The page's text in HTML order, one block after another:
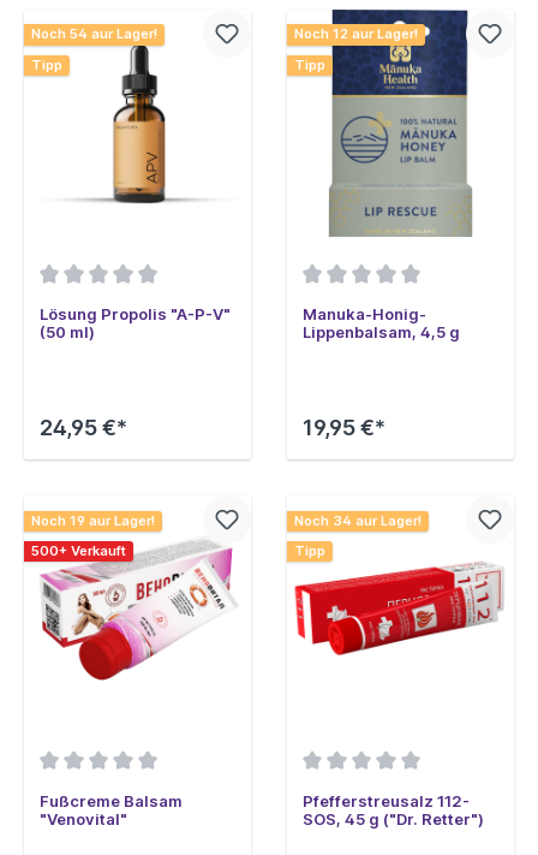
Noch 54 aur Lager!
Tipp
Lösung Propolis "A-P-V"
(50 ml)
24,95 €*
Noch 12 aur Lager!
Tipp
Manuka-Honig-
Lippenbalsam, 4,5 g
19,95 €*
Noch 19 aur Lager!
500+ Verkauft
Fußcreme Balsam
"Venovital"
Noch 34 aur Lager!
Tipp
Pfefferstreusalz 112-
SOS, 45 g ("Dr. Retter")